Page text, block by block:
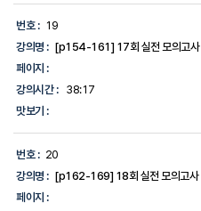
번호 : 19
강의명 : [p154-161] 17회 실전 모의고사
페이지 :
강의시간 :
38:17
맛보기 :
번호 : 20
강의명 : [p162-169] 18회 실전 모의고사
페이지 :